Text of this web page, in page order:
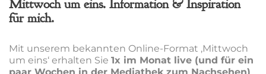
Mittwoch um eins. Information & Inspiration
für mich.
Mit unserem bekannten Online-Format ‚Mittwoch
um eins‘ erhalten Sie 1x im Monat live (und für ein